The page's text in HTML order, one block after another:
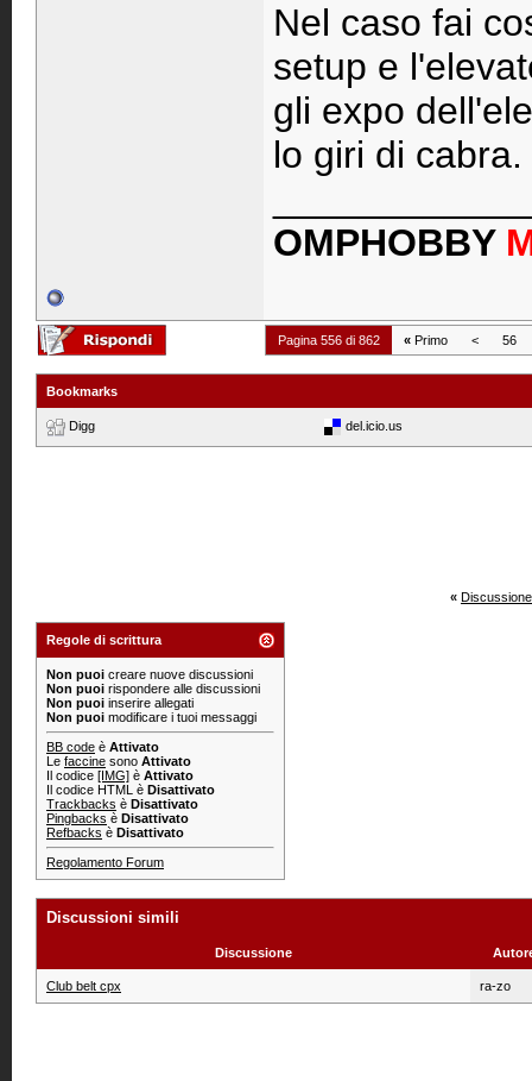
Nel caso fai
setup e
gli expo
lo giri di
OMPHOBBY
Pagina 556 di 862 « Primo < 56
Bookmarks
Digg del.icio.us
«
Regole di scrittura
Non puoi creare nuove discussioni
Non puoi rispondere alle discussioni
Non puoi inserire allegati
Non puoi modificare i tuoi messaggi
BB code è Attivato
Le faccine sono Attivato
Il codice [IMG] è Attivato
Il codice HTML è Disattivato
Trackbacks è Disattivato
Pingbacks è Disattivato
Refbacks è Disattivato
Regolamento Forum
Discussioni simili
Discussione
Club belt cpx ra-zo